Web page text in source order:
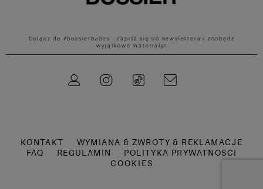
Dołącz do #bossierbabes - zapisz się do newslettera i zdobądź
wyjątkowe materiały!
InstagramTikTok
KONTAKT
WYMIANA & ZWROTY & REKLAMACJE
FAQ
REGULAMIN
POLITYKA PRYWATNOŚCI
COOKIES